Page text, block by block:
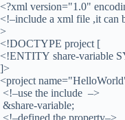
<?xml version="1.0"
<!–include a xml file ,it can
>
<!DOCTYPE project [
<!ENTITY share-variable
]>
<project
<!–use the include –>
&share-variable;
<!–defined the property–>